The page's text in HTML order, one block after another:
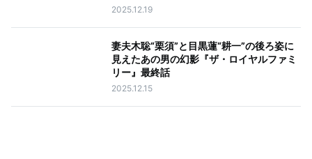
2025.12.19
妻夫木聡“栗須”と目黒蓮“耕一”の後ろ姿に
見えたあの男の幻影『ザ・ロイヤルファミ
リー』最終話
2025.12.15